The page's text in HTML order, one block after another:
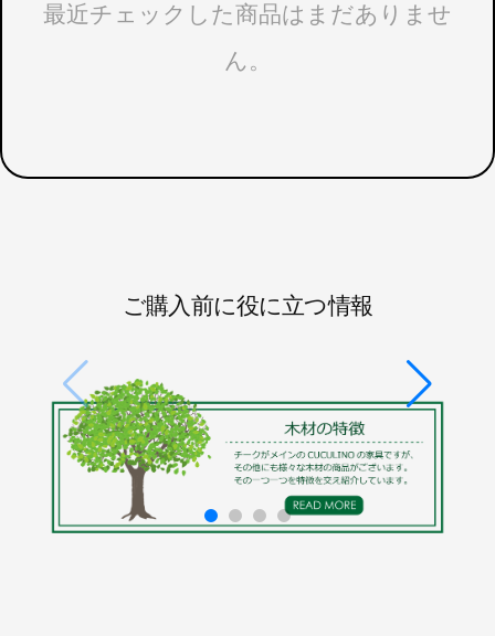
最近チェックした商品はまだありませ
ん。
ご購入前に役に立つ情報